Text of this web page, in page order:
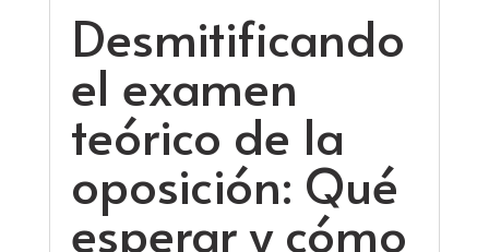
Desmitificando
el examen
teórico de la
oposición: Qué
esperar y cómo